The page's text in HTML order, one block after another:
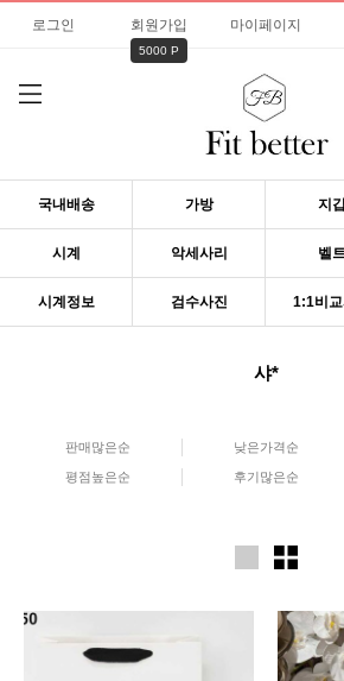
로그인 회원가입
5000 P
마이페이지
국내배송 가방 지
시계 악세사리 벨
시계정보 검수사진 1:1비
샤*
판매많은순 낮은가격순
평점높은순 후기많은순